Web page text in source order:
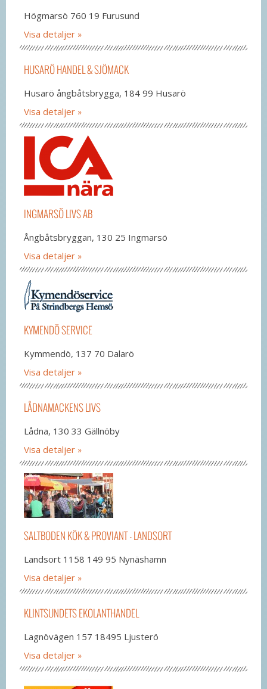
Högmarsö 760 19 Furusund
Visa detaljer
HUSARÖ HANDEL & SJÖMACK
Husarö ångbåtsbrygga, 184 99 Husarö
Visa detaljer
INGMARSÖ LIVS AB
Ångbåtsbryggan, 130 25 Ingmarsö
Visa detaljer
KYMENDÖ SERVICE
Kymmendö, 137 70 Dalarö
Visa detaljer
LÅDNAMACKENS LIVS
Lådna, 130 33 Gällnöby
Visa detaljer
SALTBODEN KÖK & PROVIANT - LANDSORT
Landsort 1158 149 95 Nynäshamn
Visa detaljer
KLINTSUNDETS EKOLANTHANDEL
Lagnövägen 157 18495 Ljusterö
Visa detaljer